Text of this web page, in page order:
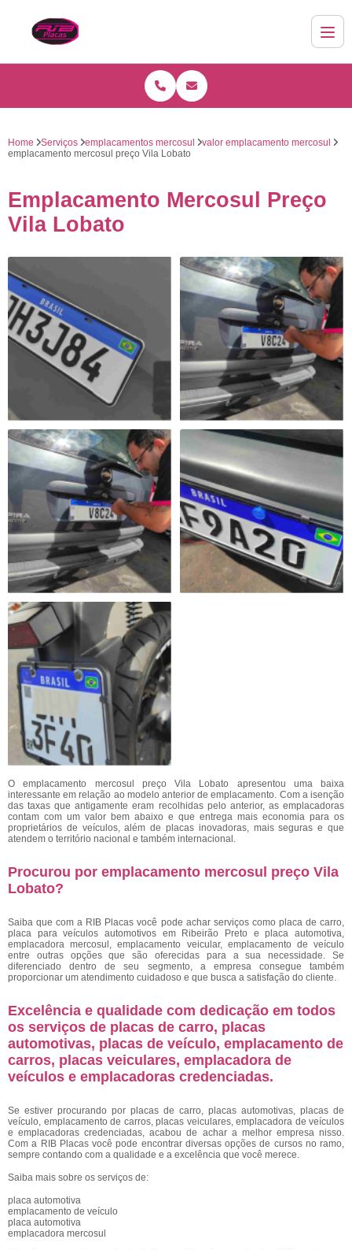
Home Serviços emplacamentos mercosul
valor emplacamento mercosul
emplacamento mercosul preço Vila Lobato
Emplacamento Mercosul Preço
Vila Lobato
O emplacamento mercosul preço Vila Lobato
apresentou uma baixa
interessante em relação ao modelo anterior de emplacamento. Com a isenção
das taxas que antigamente eram recolhidas pelo anterior, as emplacadoras
contam com um valor bem abaixo e que entrega mais economia para os
proprietários de veículos, além de placas inovadoras, mais seguras e que
atendem o território nacional e também internacional.
Procurou por emplacamento mercosul preço Vila
Lobato?
Saiba que com a RIB Placas você pode achar serviços como placa de carro,
placa para veículos automotivos em Ribeirão Preto e placa automotiva,
emplacadora mercosul, emplacamento veicular, emplacamento de veículo
entre outras opções que são oferecidas para a sua necessidade. Se
diferenciado dentro de seu segmento, a empresa consegue também
proporcionar um atendimento cuidadoso e que busca a satisfação do cliente.
Excelência e qualidade com dedicação em todos
os serviços de placas de carro, placas
automotivas, placas de veículo, emplacamento de
carros, placas veiculares, emplacadora de
veículos e emplacadoras credenciadas.
Se estiver procurando por placas de carro, placas automotivas, placas de
veículo, emplacamento de carros, placas veiculares, emplacadora de veículos
e emplacadoras credenciadas, acabou de achar a melhor empresa nisso.
Com a RIB Placas você pode encontrar diversas opções de cursos no ramo,
sempre contando com a qualidade e a excelência que você merece.
Saiba mais sobre os serviços de:
placa automotiva
emplacamento de veículo
placa automotiva
emplacadora mercosul